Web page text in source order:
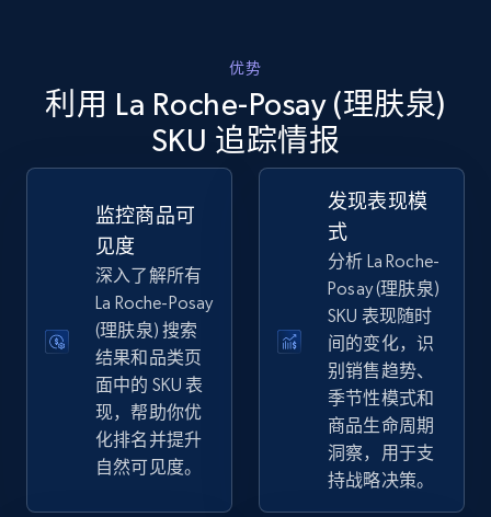
Amazon sellers info
Seller id, URL, Seller name, Description, Detailed
info, Stars, Feedbacks, Return policy, and more.
2.5K+ 378+ 立即开始
eBay
URL, Product id, Title, Seller name, Seller rating,
Seller reviews, Breadcrumbs, Root category, and
more.
2.5K+ 359+ 立即开始
优势
利用 La Roche-Posay (理肤泉)
SKU 追踪情报
监控商品可
见度
深入了解所有
La Roche-Posay
(理肤泉) 搜索
结果和品类页
面中的 SKU 表
现，帮助你优
化排名并提升
自然可见度。
发现表现模
式
分析 La Roche-
Posay (理肤泉)
SKU 表现随时
间的变化，识
别销售趋势、
季节性模式和
商品生命周期
洞察，用于支
持战略决策。